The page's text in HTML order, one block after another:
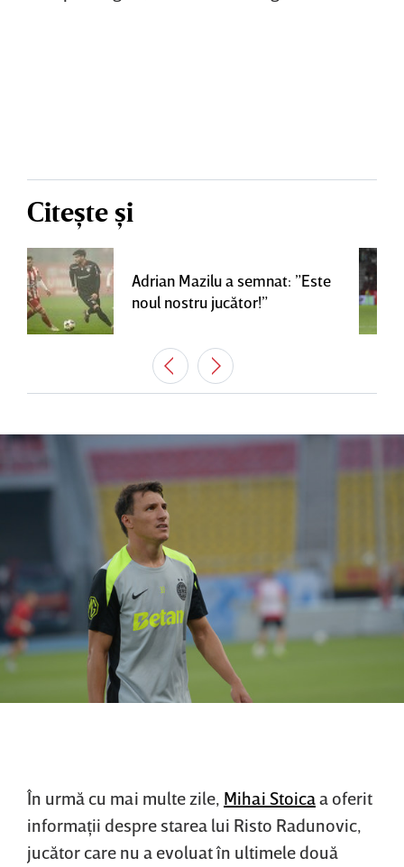
Citește și
Adrian Mazilu a semnat: ”Este
noul nostru jucător!”
În urmă cu mai multe zile, Mihai Stoicaa oferit
informaţii despre starea lui Risto Radunovic,
jucător care nu a evoluat în ultimele două